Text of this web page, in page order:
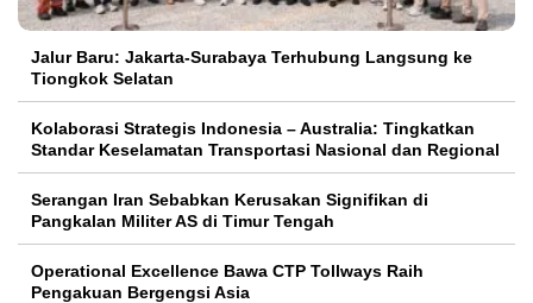
Jalur Baru: Jakarta-Surabaya Terhubung Langsung ke
Tiongkok Selatan
Kolaborasi Strategis Indonesia – Australia: Tingkatkan
Standar Keselamatan Transportasi Nasional dan Regional
Serangan Iran Sebabkan Kerusakan Signifikan di
Pangkalan Militer AS di Timur Tengah
Operational Excellence Bawa CTP Tollways Raih
Pengakuan Bergengsi Asia